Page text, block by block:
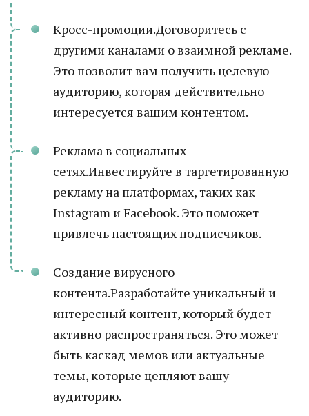
Кросс-промоции.Договоритесь с
другими каналами о взаимной рекламе.
Это позволит вам получить целевую
аудиторию, которая действительно
интересуется вашим контентом.
Реклама в социальных
сетях.Инвестируйте в таргетированную
рекламу на платформах, таких как
Instagram и Facebook. Это поможет
привлечь настоящих подписчиков.
Создание вирусного
контента.Разработайте уникальный и
интересный контент, который будет
активно распространяться. Это может
быть каскад мемов или актуальные
темы, которые цепляют вашу
аудиторию.